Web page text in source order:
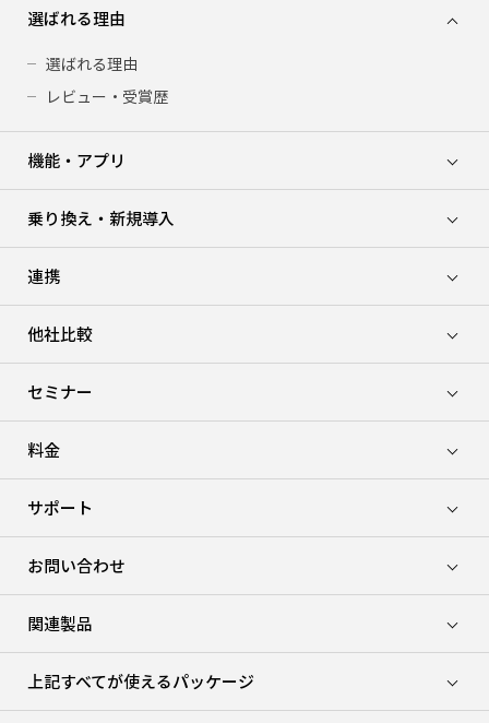
選ばれる理由
選ばれる理由
レビュー・受賞歴
機能・アプリ
乗り換え・新規導入
連携
他社比較
セミナー
料金
サポート
お問い合わせ
関連製品
上記すべてが使えるパッケージ